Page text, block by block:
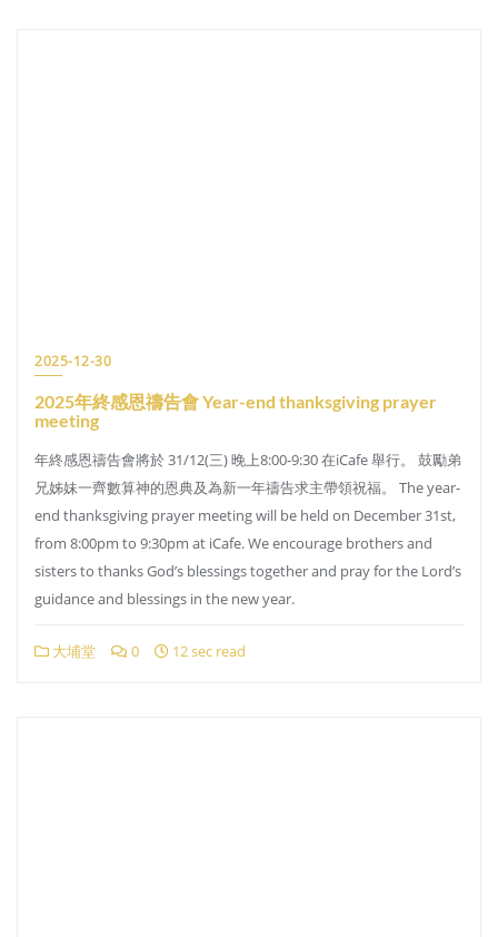
2025-12-30
2025年終感恩禱告會 Year-end thanksgiving prayer
meeting
年終感恩禱告會將於 31/12(三) 晚上8:00-9:30 在iCafe 舉行。 鼓勵弟
兄姊妹一齊數算神的恩典及為新一年禱告求主帶領祝福。 The year-
end thanksgiving prayer meeting will be held on December 31st,
from 8:00pm to 9:30pm at iCafe. We encourage brothers and
sisters to thanks God’s blessings together and pray for the Lord’s
guidance and blessings in the new year.
大埔堂 0 12 sec read